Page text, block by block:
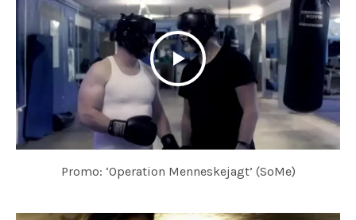
Promo: ‘Operation Menneskejagt’ (SoMe)